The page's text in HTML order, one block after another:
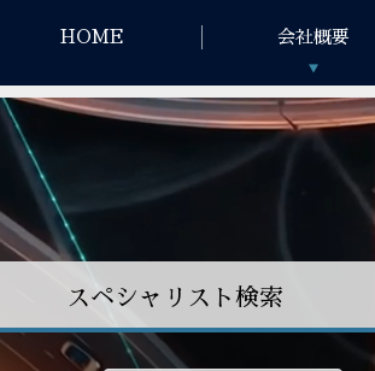
HOME 会社概要
スペシャリスト検索